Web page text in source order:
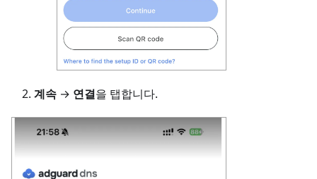
계속 → 연결을 탭합니다.